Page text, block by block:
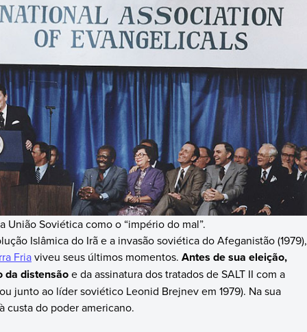
União Soviética como o “império do mal”.
Islâmica do Irã e a invasão soviética do Afeganistão (1979),
Friaviveu seus últimos momentos. Antes de sua eleição,
da distensãoe da assinatura dos tratados de SALT II com a
junto ao líder soviético Leonid Brejnev em 1979). Na sua
custa do poder americano.